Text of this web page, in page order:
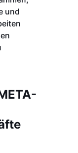
und